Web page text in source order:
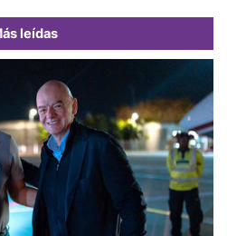
leídas